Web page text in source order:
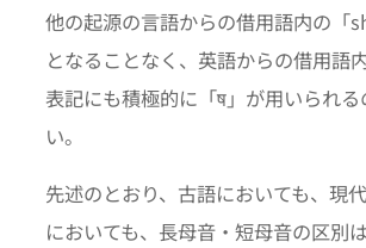
他の起源の言語からの借用語内の「
となることなく、英語からの借用語
表記にも積極的に「ष」が用いられ
い。
先述のとおり、古語においても、現
においても、長母音・短母音の区別は